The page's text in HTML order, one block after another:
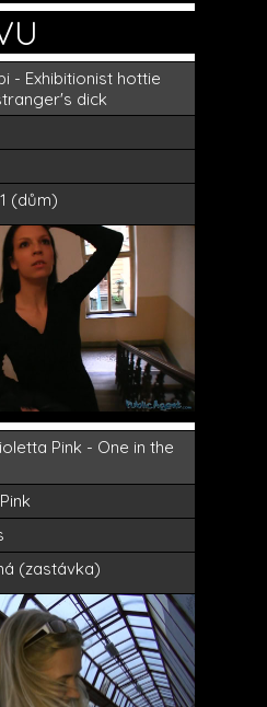
- Exhibitionist hottie
dick
(dům)
Pink - One in the
(zastávka)